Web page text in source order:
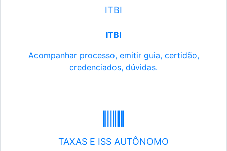
ITBI
ITBI
Acompanhar processo, emitir guia, certidão,
credenciados, dúvidas.
TAXAS E ISS AUTÔNOMO